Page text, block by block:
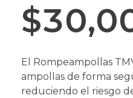
$
El Rompeampollas
ampollas de forma
reduciendo el riesgo